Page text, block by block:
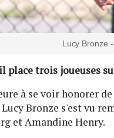
Lucy Bronze
place trois joueuses
à se voir honorer
Lucy Bronze s'est vu
et Amandine Henry.